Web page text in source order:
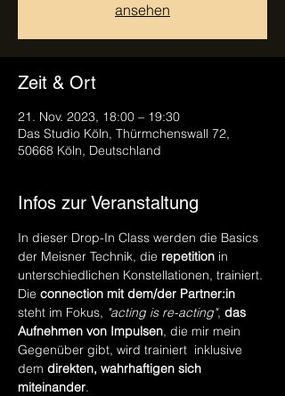
ansehen
Zeit & Ort
21. Nov. 2023, 18:00 – 19:30
Das Studio Köln, Thürmchenswall 72,
50668 Köln, Deutschland
Infos zur Veranstaltung
In dieser Drop-In Class werden die Basics
der Meisner Technik, die repetition in
unterschiedlichen Konstellationen, trainiert.
Die connection mit dem/der Partner:in
steht im Fokus, "acting is re-acting", das
Aufnehmen von Impulsen, die mir mein
Gegenüber gibt, wird trainiert  inklusive
dem direkten, wahrhaftigen sich
miteinander.